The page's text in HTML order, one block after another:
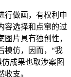
做画，有权利申
容选择和点窜的过
片具有独创性，
模仿，因而，“我
成果也取涉案图
支。